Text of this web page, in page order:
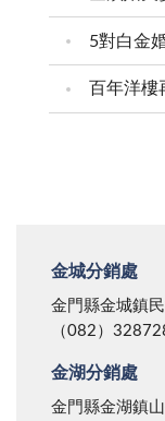
百年洋樓
金城分銷處
金門縣金城鎮
（082）
金湖分銷處
金門縣金湖鎮